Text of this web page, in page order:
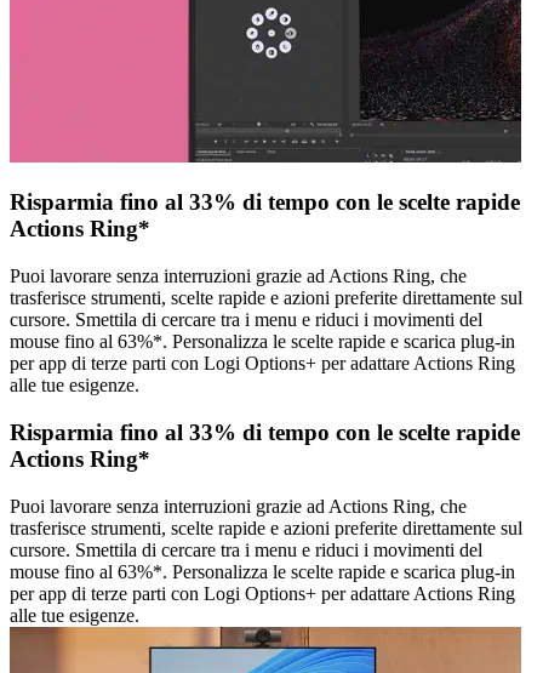
Risparmia fino al 33% di tempo con le scelte rapide
Actions Ring*
Puoi lavorare senza interruzioni grazie ad Actions Ring, che
trasferisce strumenti, scelte rapide e azioni preferite direttamente sul
cursore. Smettila di cercare tra i menu e riduci i movimenti del
mouse fino al 63%*. Personalizza le scelte rapide e scarica plug-in
per app di terze parti con Logi Options+ per adattare Actions Ring
alle tue esigenze.
Risparmia fino al 33% di tempo con le scelte rapide
Actions Ring*
Puoi lavorare senza interruzioni grazie ad Actions Ring, che
trasferisce strumenti, scelte rapide e azioni preferite direttamente sul
cursore. Smettila di cercare tra i menu e riduci i movimenti del
mouse fino al 63%*. Personalizza le scelte rapide e scarica plug-in
per app di terze parti con Logi Options+ per adattare Actions Ring
alle tue esigenze.